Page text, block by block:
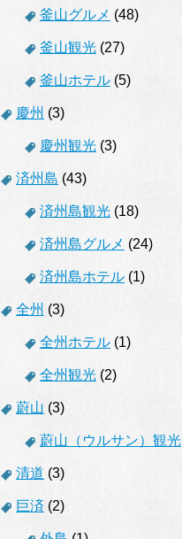
釜山グルメ (48)
釜山観光 (27)
釜山ホテル (5)
慶州 (3)
慶州観光 (3)
済州島 (43)
済州島観光 (18)
済州島グルメ (24)
済州島ホテル (1)
全州 (3)
全州ホテル (1)
全州観光 (2)
蔚山 (3)
蔚山（ウルサン）観光
清道 (3)
巨済 (2)